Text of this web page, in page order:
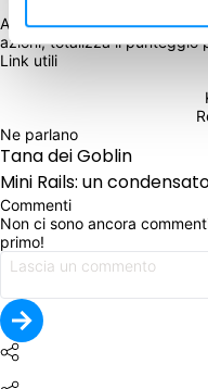
Alla fine del 6° round vince
Link utili
Ne parlano
Tana dei Goblin
Mini Rails: un
Commenti
Non ci sono ancora
primo!